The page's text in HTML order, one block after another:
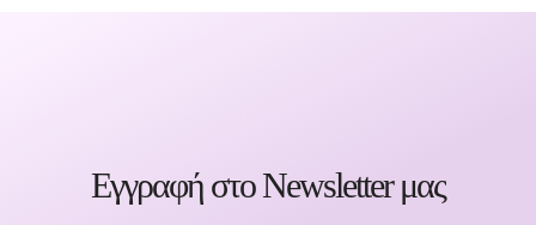
Εγγραφή στο Newsletter μας